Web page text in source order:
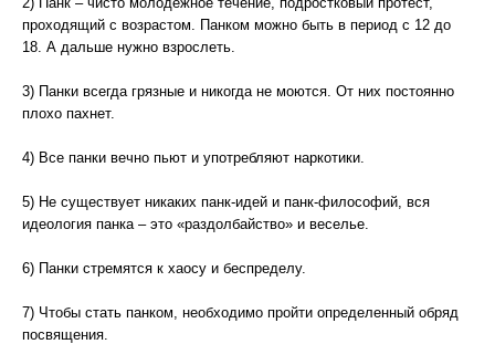
проходящий с возрастом. Панком можно быть в период с 12 до
18. А дальше нужно взрослеть.
3) Панки всегда грязные и никогда не моются. От них постоянно
плохо пахнет.
4) Все панки вечно пьют и употребляют наркотики.
5) Не существует никаких панк-идей и панк-философий, вся
идеология панка – это «раздолбайство» и веселье.
6) Панки стремятся к хаосу и беспределу.
7) Чтобы стать панком, необходимо пройти определенный обряд
посвящения.